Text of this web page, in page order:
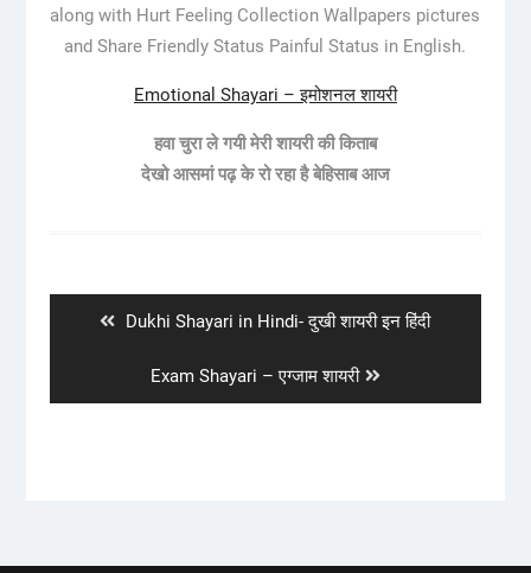
along with Hurt Feeling Collection Wallpapers pictures
and Share Friendly Status Painful Status in English.
Emotional Shayari – इमोशनल शायरी
हवा चुरा ले गयी मेरी शायरी की किताब
देखो आसमां पढ़ के रो रहा है बेहिसाब आज
Previous
Dukhi Shayari in Hindi- दुखी शायरी इन हिंदी
Next
post:
Exam Shayari – एग्जाम शायरी